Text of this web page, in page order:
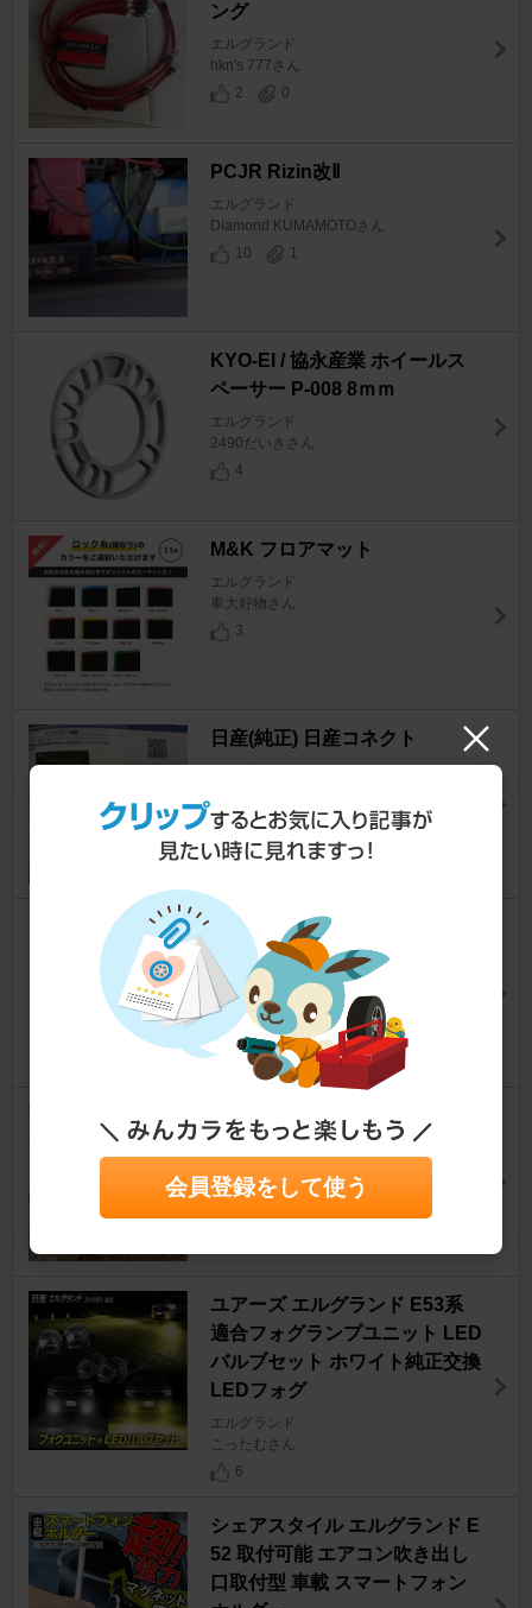
ング
エルグランド
hkn's 777さん
2
0
PCJR Rizin改Ⅱ
エルグランド
Diamond KUMAMOTOさん
10
1
KYO-EI / 協永産業 ホイールス
ペーサー P-008 8ｍｍ
エルグランド
2490だいきさん
4
M&K フロアマット
エルグランド
車大好物さん
3
日産(純正) 日産コネクト
12
タカラトミー トミカ
エルグランド
車大好物さん
RAYS ハイスピード エアーコン
トロール バルブセット
エルグランド
tikuba999さん
ユアーズ エルグランド E53系
適合フォグランプユニット LED
バルブセット ホワイト純正交換
LEDフォグ
エルグランド
こったむさん
6
シェアスタイル エルグランド E
52 取付可能 エアコン吹き出し
口取付型 車載 スマートフォン
会員登録をして使う